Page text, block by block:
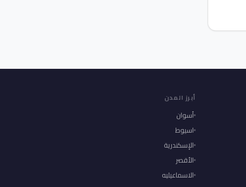
أبرز المدن
أسوان
اسيوط
الإسكندرية
الأقصر
الاسماعيليه